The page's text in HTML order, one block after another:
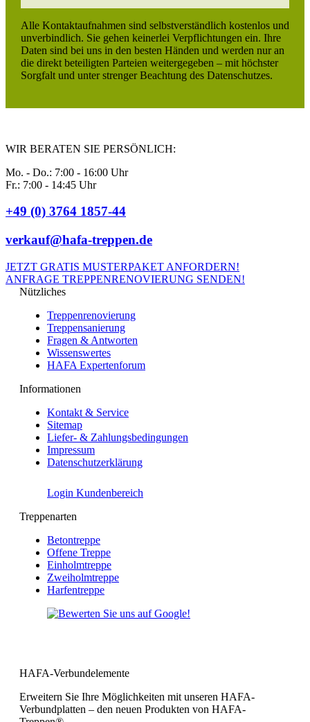
Alle Kontaktaufnahmen sind selbstverständlich kostenlos und
unverbindlich. Sie gehen keinerlei Verpflichtungen ein. Ihre
Daten sind bei uns in den besten Händen und werden nur an
die direkt beteiligten Parteien weitergegeben – mit höchster
Sorgfalt und unter strenger Beachtung des Datenschutzes.
WIR BERATEN SIE PERSÖNLICH:
Mo. - Do.: 7:00 - 16:00 Uhr
Fr.: 7:00 - 14:45 Uhr
+49 (0) 3764 1857-44
verkauf@hafa-treppen.de
JETZT GRATIS MUSTERPAKET ANFORDERN!
ANFRAGE TREPPENRENOVIERUNG SENDEN!
Nützliches
Treppenrenovierung
Treppensanierung
Fragen & Antworten
Wissenswertes
HAFA Expertenforum
Informationen
Kontakt & Service
Sitemap
Liefer- & Zahlungsbedingungen
Impressum
Datenschutzerklärung
Login Kundenbereich
Treppenarten
Betontreppe
Offene Treppe
Einholmtreppe
Zweiholmtreppe
Harfentreppe
HAFA-Verbundelemente
Erweitern Sie Ihre Möglichkeiten mit unseren HAFA-
Verbundplatten – den neuen Produkten von HAFA-